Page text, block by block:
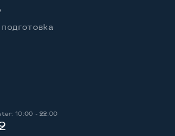
port
10:00 - 22:00